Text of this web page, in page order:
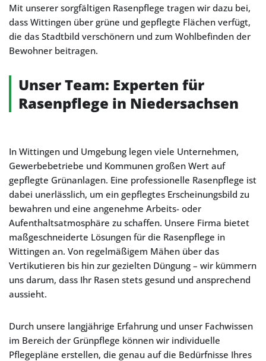
Mit unserer sorgfältigen Rasenpflege tragen wir dazu bei,
dass Wittingen über grüne und gepflegte Flächen verfügt,
die das Stadtbild verschönern und zum Wohlbefinden der
Bewohner beitragen.
Unser Team: Experten für
Rasenpflege in Niedersachsen
In Wittingen und Umgebung legen viele Unternehmen,
Gewerbebetriebe und Kommunen großen Wert auf
gepflegte Grünanlagen. Eine professionelle Rasenpflege ist
dabei unerlässlich, um ein gepflegtes Erscheinungsbild zu
bewahren und eine angenehme Arbeits- oder
Aufenthaltsatmosphäre zu schaffen. Unsere Firma bietet
maßgeschneiderte Lösungen für die Rasenpflege in
Wittingen an. Von regelmäßigem Mähen über das
Vertikutieren bis hin zur gezielten Düngung – wir kümmern
uns darum, dass Ihr Rasen stets gesund und ansprechend
aussieht.
Durch unsere langjährige Erfahrung und unser Fachwissen
im Bereich der Grünpflege können wir individuelle
Pflegepläne erstellen, die genau auf die Bedürfnisse Ihres